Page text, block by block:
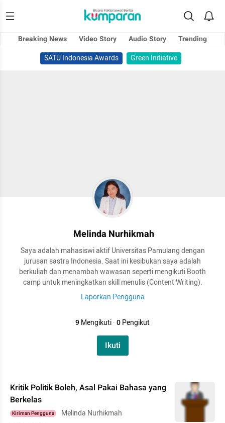
Breaking News Video Story Audio Story
Trending
SATU Indonesia Awards
Green Initiative
Melinda Nurhikmah
Saya adalah mahasiswi aktif Universitas Pamulang dengan
jurusan sastra Indonesia. Saat ini kesibukan saya adalah
berkuliah dan menambah wawasan seperti mengikuti Booth
camp untuk meningkatkan skill menulis (Content Writing).
Laporkan Pengguna
9Mengikuti·0Pengikut
Ikuti
Kritik Politik Boleh, Asal Pakai Bahasa yang
Berkelas
Kiriman Pengguna Melinda Nurhikmah